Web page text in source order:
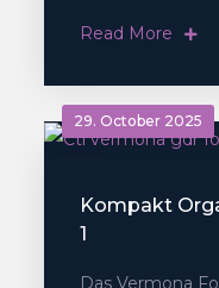
Read More
29. October 2025
Kompakt
1
Das Vermona